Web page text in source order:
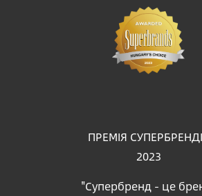
ПРЕМІЯ
2023
"Супербренд - це